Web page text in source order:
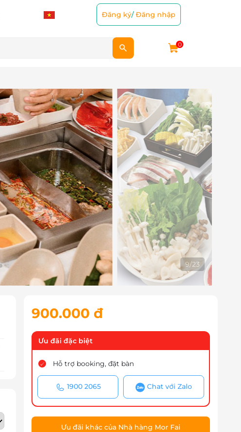
Đăng ký/Đăng nhập
0
9/23
900.000 đ
Ưu đãi đặc biệt
Hỗ trợ booking, đặt bàn
1900 2065 Chat với Zalo
Ưu đãi khác của Nhà hàng Mor Fai